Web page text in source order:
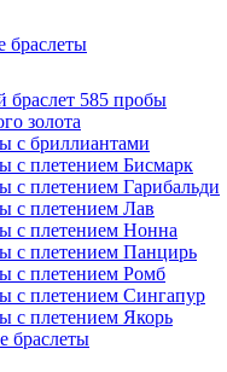
браслеты
браслет 585 пробы
золота
с бриллиантами
с плетением Бисмарк
с плетением Гарибальди
с плетением Лав
с плетением Нонна
с плетением Панцирь
с плетением Ромб
с плетением Сингапур
с плетением Якорь
браслеты